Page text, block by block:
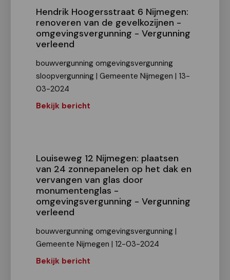
Hendrik Hoogersstraat 6 Nijmegen:
renoveren van de gevelkozijnen -
omgevingsvergunning - Vergunning
verleend
bouwvergunning omgevingsvergunning
sloopvergunning | Gemeente Nijmegen | 13-
03-2024
Bekijk bericht
Louiseweg 12 Nijmegen: plaatsen
van 24 zonnepanelen op het dak en
vervangen van glas door
monumentenglas -
omgevingsvergunning - Vergunning
verleend
bouwvergunning omgevingsvergunning |
Gemeente Nijmegen | 12-03-2024
Bekijk bericht